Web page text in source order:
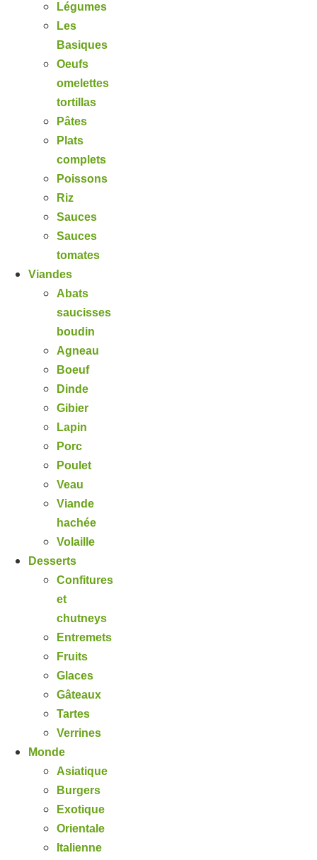
Légumes
Les
Basiques
Oeufs
omelettes
tortillas
Pâtes
Plats
complets
Poissons
Riz
Sauces
Sauces
tomates
Viandes
Abats
saucisses
boudin
Agneau
Boeuf
Dinde
Gibier
Lapin
Porc
Poulet
Veau
Viande
hachée
Volaille
Desserts
Confitures
et
chutneys
Entremets
Fruits
Glaces
Gâteaux
Tartes
Verrines
Monde
Asiatique
Burgers
Exotique
Orientale
Italienne